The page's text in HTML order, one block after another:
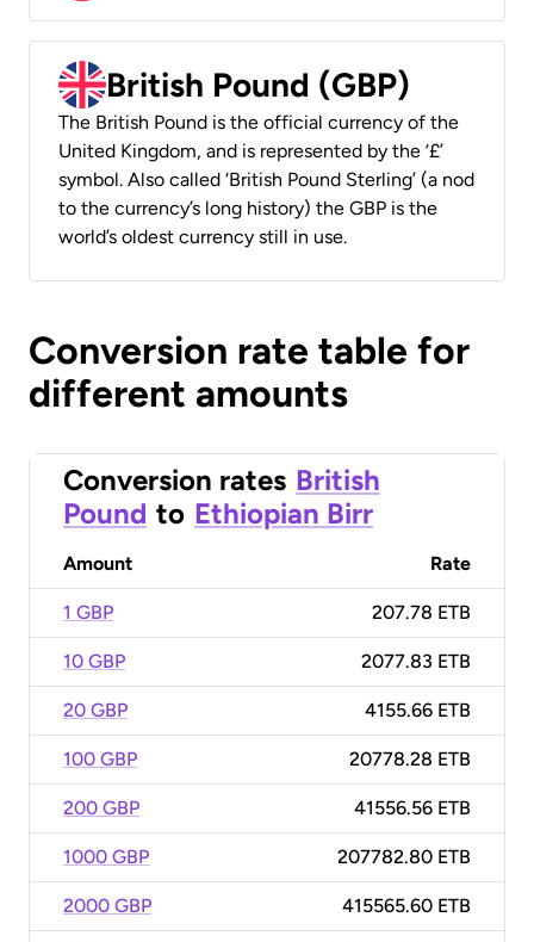
British Pound (GBP)
The British Pound is the official currency of the
United Kingdom, and is represented by the ‘£’
symbol. Also called ‘British Pound Sterling’ (a nod
to the currency’s long history) the GBP is the
world’s oldest currency still in use.
Conversion rate table for
different amounts
Conversion rates British
Pound to Ethiopian Birr
Amount Rate
1 GBP 207.78 ETB
10 GBP 2077.83 ETB
20 GBP 4155.66 ETB
100 GBP 20778.28 ETB
200 GBP 41556.56 ETB
1000 GBP 207782.80 ETB
2000 GBP 415565.60 ETB